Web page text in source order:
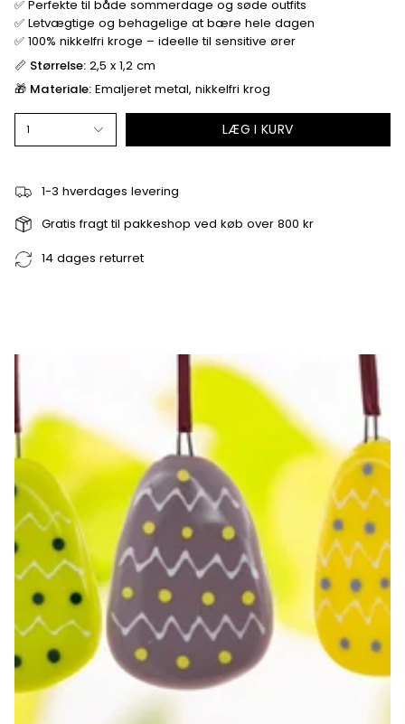
✅ Perfekte til både sommerdage og søde outfits
✅ Letvægtige og behagelige at bære hele dagen
✅ 100% nikkelfri kroge – ideelle til sensitive ører
📏 Størrelse: 2,5 x 1,2 cm
🎁 Materiale: Emaljeret metal, nikkelfri krog
1 LÆG I KURV
1-3 hverdages levering
Gratis fragt til pakkeshop ved køb over 800 kr
14 dages returret